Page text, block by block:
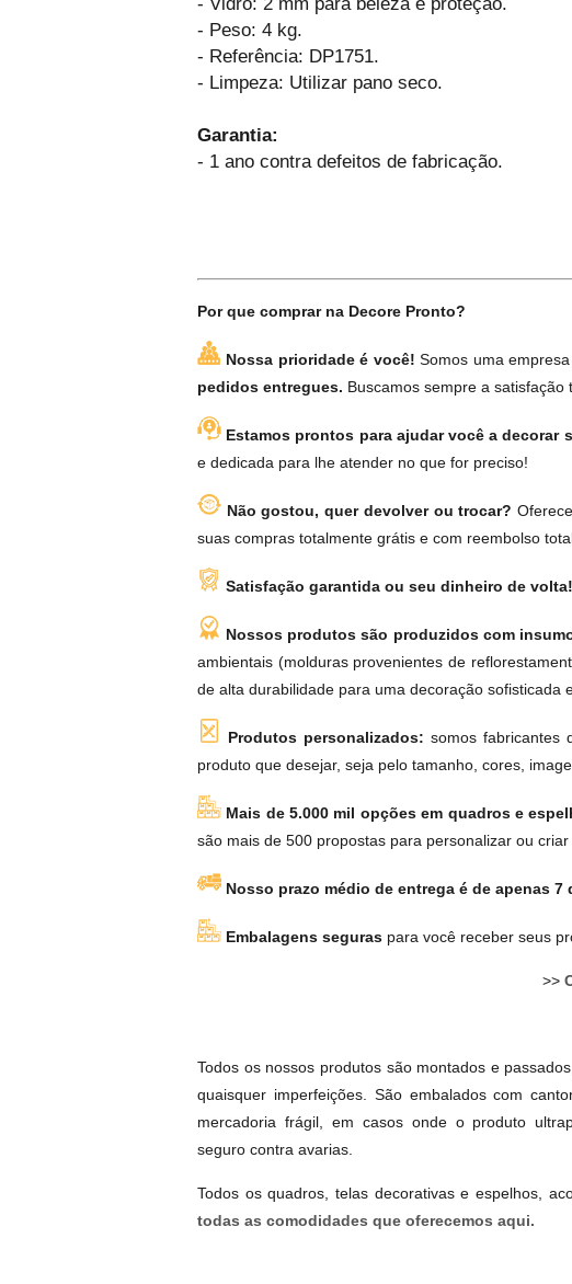
- Peso: 4 kg.
- Referência: DP1751.
- Limpeza: Utilizar pano seco.
Garantia:
- 1 ano contra defeitos de fabricação.
Por que comprar na Decore Pronto?
Nossa prioridade é você!Somos uma
pedidos entregues. Buscamos sempre a
Estamos prontos para ajudar você a
e dedicada para lhe atender no que for preciso!
Não gostou, quer devolver ou trocar?
suas compras totalmente grátis e com reembolso
Satisfação garantida ou seu dinheiro de volta!
Nossos produtos são produzidos com
ambientais (molduras provenientes de
de alta durabilidade para uma decoração sofisticada
Produtos personalizados: somos fabricantes
produto que desejar, seja pelo tamanho, cores,
Mais de 5.000 mil opções em quadros e
são mais de 500 propostas para personalizar ou
Nosso prazo médio de entrega é de apenas 7
Embalagens seguras para você receber seus
>>
Todos os nossos produtos são montados e
quaisquer imperfeições. São embalados com
mercadoria frágil, em casos onde o produto
seguro contra avarias.
Todos os quadros, telas decorativas e espelhos,
todas as comodidades que oferecemos aqui.